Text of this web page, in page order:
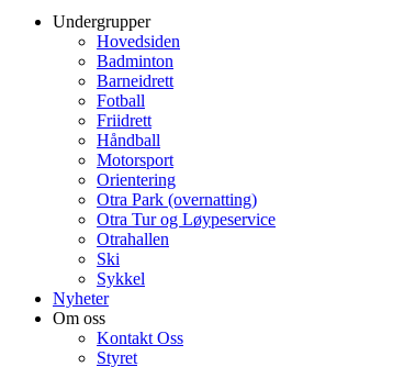
Undergrupper
Hovedsiden
Badminton
Barneidrett
Fotball
Friidrett
Håndball
Motorsport
Orientering
Otra Park (overnatting)
Otra Tur og Løypeservice
Otrahallen
Ski
Sykkel
Nyheter
Om oss
Kontakt Oss
Styret